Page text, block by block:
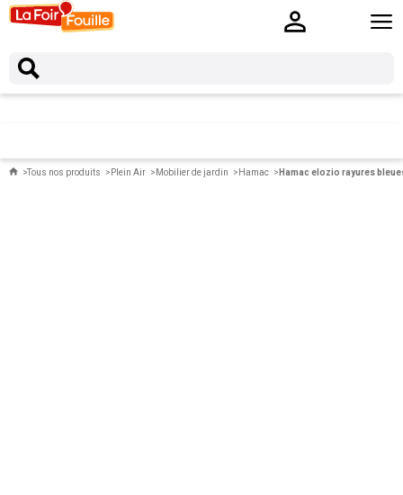
Tous nos produits Plein Air Mobilier de jardin Hamac Hamac elozio rayures